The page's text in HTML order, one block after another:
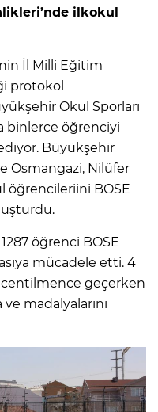
ilkokul
İl Milli Eğitim
protokol
Okul Sporları
binlerce öğrenciyi
Büyükşehir
Osmangazi, Nilüfer
öğrencileriini BOSE
öğrenci BOSE
mücadele etti. 4
geçerken
madalyalarını